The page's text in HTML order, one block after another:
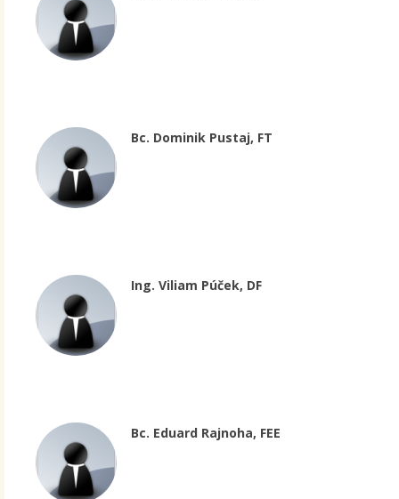
Bc. Dominik Pustaj, FT
Ing. Viliam Púček, DF
Bc. Eduard Rajnoha, FEE